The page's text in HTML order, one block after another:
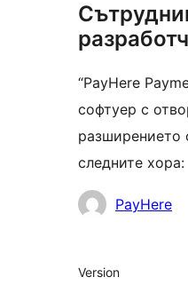
“PayHere
софтуер с
разширението
следните хора:
Сътрудници
PayHere
Мета
Version